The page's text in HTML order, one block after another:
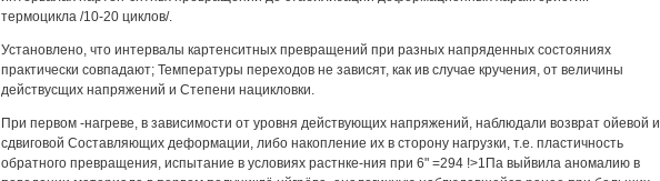
термоцикла /10-20 циклов/.
Установлено, что интервалы картенситных превращений при разных напряденных состояниях
практически совпадают; Температуры переходов не зависят, как ив случае кручения, от величины
действусщих напряжений и Степени нацикловки.
При первом -нагреве, в зависимости от уровня действующих напряжений, наблюдали возврат ойевой и
сдвиговой Составляющих деформации, либо накопление их в сторону нагрузки, т.е. пластичность
обратного превращения, испытание в условиях растнке-ния при 6" =294 !>1Па выйвила аномалию в